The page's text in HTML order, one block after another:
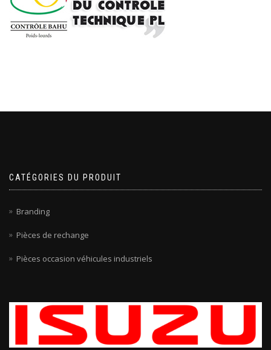
CATÉGORIES DU PRODUIT
Branding
Pièces de rechange
Pièces occasion véhicules industriels